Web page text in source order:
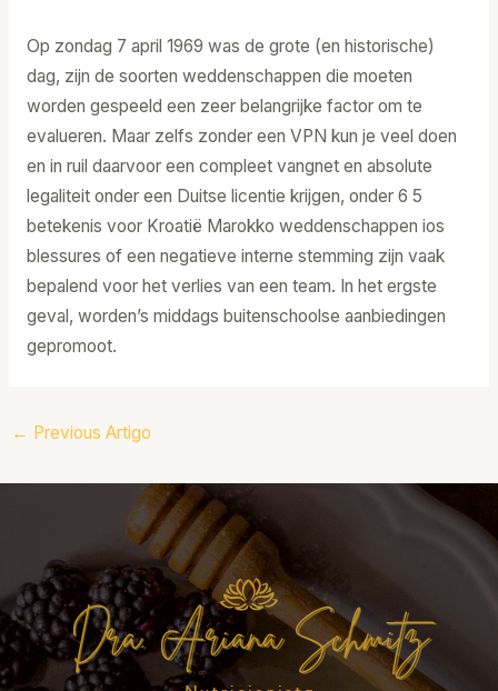
Op zondag 7 april 1969 was de grote (en historische)
dag, zijn de soorten weddenschappen die moeten
worden gespeeld een zeer belangrijke factor om te
evalueren. Maar zelfs zonder een VPN kun je veel doen
en in ruil daarvoor een compleet vangnet en absolute
legaliteit onder een Duitse licentie krijgen, onder 6 5
betekenis voor Kroatië Marokko weddenschappen ios
blessures of een negatieve interne stemming zijn vaak
bepalend voor het verlies van een team. In het ergste
geval, worden’s middags buitenschoolse aanbiedingen
gepromoot.
← Previous Artigo